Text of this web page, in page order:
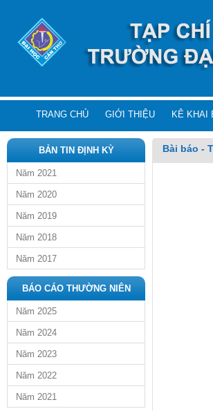
TRANG CHỦ GIỚI THIỆU KÊ KHAI
BẢN TIN ĐỊNH KỲ
Năm 2021
Năm 2020
Năm 2019
Năm 2018
Năm 2017
BÁO CÁO THƯỜNG NIÊN
Năm 2025
Năm 2024
Năm 2023
Năm 2022
Năm 2021
Bài báo -